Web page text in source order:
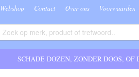
Webshop Contact Over ons Voorwaarden
SCHADE DOZEN, ZONDER DOOS, OF